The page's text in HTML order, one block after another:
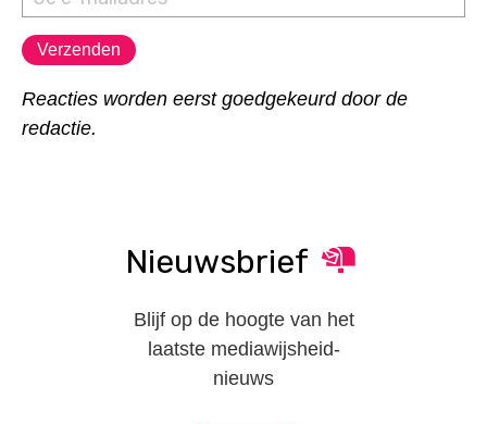
Reacties worden eerst goedgekeurd door de
redactie.
Nieuwsbrief
Blijf op de hoogte van het
laatste mediawijsheid-
nieuws